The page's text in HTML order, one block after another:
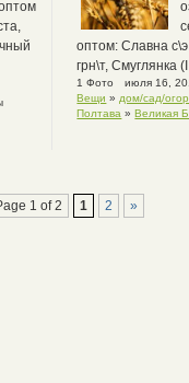
оптом: Славна
грн\т, Смуглянка
1 Фото
июля 16,
Вещи » дом/сад/
Полтава »Великая
1 of 2 1 2 »